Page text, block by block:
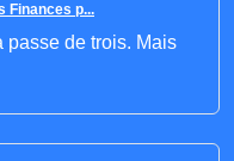
Finances p...
passe de trois. Mais